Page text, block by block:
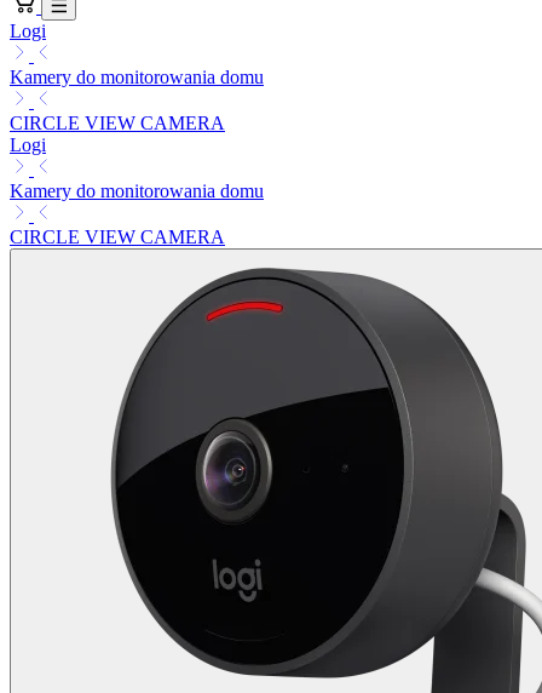
Logi
Kamery do monitorowania domu
CIRCLE VIEW CAMERA
Logi
Kamery do monitorowania domu
CIRCLE VIEW CAMERA